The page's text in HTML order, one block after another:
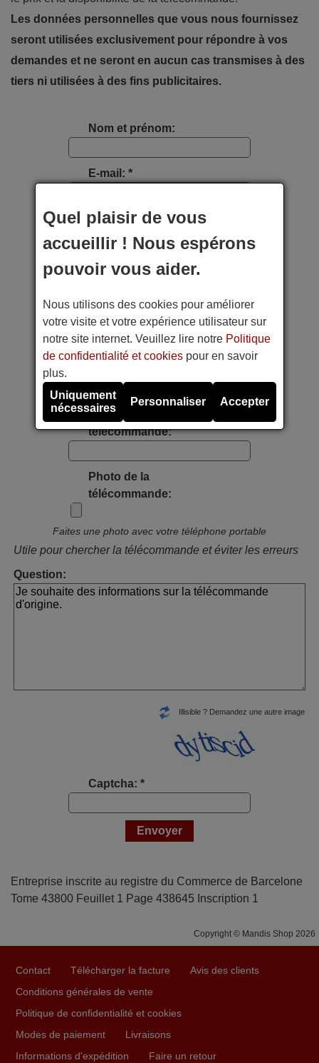
Les données personnelles que vous nous fournissez
seront utilisées exclusivement pour répondre à vos
demandes et ne seront en aucun cas transmises à des
tiers ni utilisées à des fins publicitaires.
Nom et prénom:
E-mail: *
Type d'appareil:
Marque:
Modèle:
Photo étiquette appareil:
Faites une photo avec votre téléphone portable
Référence de la
télécommande:
Photo de la
télécommande:
Faites une photo avec votre téléphone portable
Utile pour chercher la télécommande et éviter les erreurs
Question:
Illisible ? Demandez une autre image
Captcha: *
Entreprise inscrite au registre du Commerce de Barcelone
Tome 43800 Feuillet 1 Page 438645 Inscription 1
Copyright © Mandis Shop 2026
Contact Télécharger la facture
Avis des clients
Conditions générales de vente
Politique de confidentialité et cookies
Modes de paiement
Livraisons
Informations d'expédition
Faire un retour
Quel plaisir de vous
accueillir ! Nous espérons
pouvoir vous aider.
Nous utilisons des cookies pour améliorer
votre visite et votre expérience utilisateur sur
notre site internet. Veuillez lire notre Politique
de confidentialité et cookies pour en savoir
plus.
Uniquement
nécessaires
Personnaliser Accepter